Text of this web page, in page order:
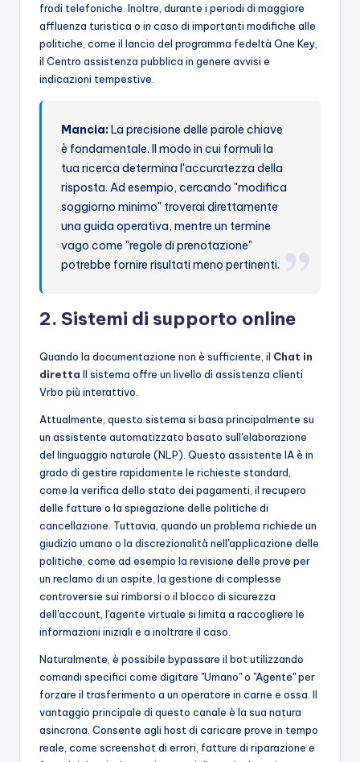
frodi telefoniche. Inoltre, durante i periodi di maggiore
affluenza turistica o in caso di importanti modifiche alle
politiche, come il lancio del programma fedeltà One Key,
il Centro assistenza pubblica in genere avvisi e
indicazioni tempestive.
Mancia:La precisione delle parole chiave
è fondamentale. Il modo in cui formuli la
tua ricerca determina l'accuratezza della
risposta. Ad esempio, cercando "modifica
soggiorno minimo" troverai direttamente
una guida operativa, mentre un termine
vago come "regole di prenotazione"
potrebbe fornire risultati meno pertinenti.
2. Sistemi di supporto online
Quando la documentazione non è sufficiente, il Chat in
diretta Il sistema offre un livello di assistenza clienti
Vrbo più interattivo.
Attualmente, questo sistema si basa principalmente su
un assistente automatizzato basato sull'elaborazione
del linguaggio naturale (NLP). Questo assistente IA è in
grado di gestire rapidamente le richieste standard,
come la verifica dello stato dei pagamenti, il recupero
delle fatture o la spiegazione delle politiche di
cancellazione. Tuttavia, quando un problema richiede un
giudizio umano o la discrezionalità nell'applicazione delle
politiche, come ad esempio la revisione delle prove per
un reclamo di un ospite, la gestione di complesse
controversie sui rimborsi o il blocco di sicurezza
dell'account, l'agente virtuale si limita a raccogliere le
informazioni iniziali e a inoltrare il caso.
Naturalmente, è possibile bypassare il bot utilizzando
comandi specifici come digitare "Umano" o "Agente" per
forzare il trasferimento a un operatore in carne e ossa. Il
vantaggio principale di questo canale è la sua natura
asincrona. Consente agli host di caricare prove in tempo
reale, come screenshot di errori, fatture di riparazione e